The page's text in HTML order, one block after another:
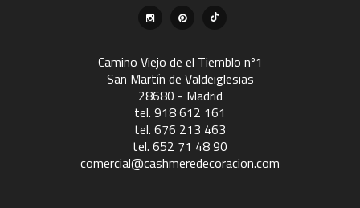
Camino Viejo de el Tiemblo nº1
San Martín de Valdeiglesias
28680 - Madrid
tel. 918 612 161
tel. 676 213 463
tel. 652 71 48 90
comercial@cashmeredecoracion.com